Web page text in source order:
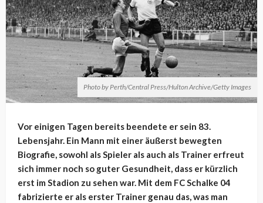
Photo by Perth/Central Press/Hulton Archive/Getty Images
Vor einigen Tagen bereits beendete er sein 83.
Lebensjahr. Ein Mann mit einer äußerst bewegten
Biografie, sowohl als Spieler als auch als Trainer erfreut
sich immer noch so guter Gesundheit, dass er kürzlich
erst im Stadion zu sehen war. Mit dem FC Schalke 04
fabrizierte er als erster Trainer genau das, was man